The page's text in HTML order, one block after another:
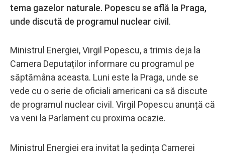
tema gazelor naturale. Popescu se află la Praga,
unde discută de programul nuclear civil.
Ministrul Energiei, Virgil Popescu, a trimis deja la
Camera Deputaților informare cu programul pe
săptămâna aceasta. Luni este la Praga, unde se
vede cu o serie de oficiali americani ca să discute
de programul nuclear civil. Virgil Popescu anunță că
va veni la Parlament cu proxima ocazie.
Ministrul Energiei era invitat la ședința Camerei